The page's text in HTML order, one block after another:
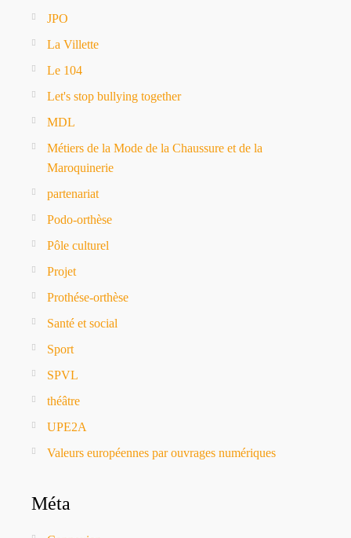
JPO
La Villette
Le 104
Let's stop bullying together
MDL
Métiers de la Mode de la Chaussure et de la
Maroquinerie
partenariat
Podo-orthèse
Pôle culturel
Projet
Prothése-orthèse
Santé et social
Sport
SPVL
théâtre
UPE2A
Valeurs européennes par ouvrages numériques
Méta